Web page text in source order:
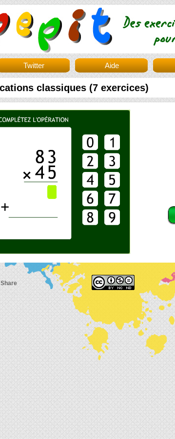
Twitter Aide
classiques (7 exercices)